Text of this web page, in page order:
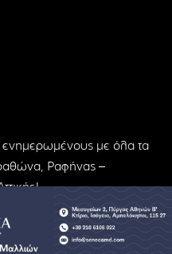
ενημερωμένους με όλα τα
Ραφήνας –
Rights Reserved